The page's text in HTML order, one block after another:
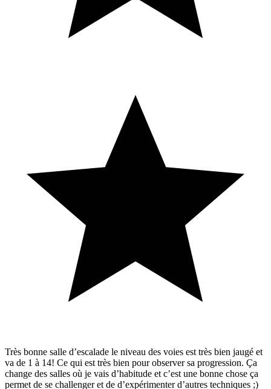
Très bonne salle d’escalade le niveau des voies est très bien jaugé et
va de 1 à 14! Ce qui est très bien pour observer sa progression. Ça
change des salles où je vais d’habitude et c’est une bonne chose ça
permet de se challenger et de d’expérimenter d’autres techniques ;)